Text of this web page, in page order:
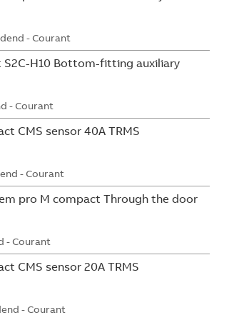
- Courant
H10 Bottom-fitting auxiliary
- Courant
CMS sensor 40A TRMS
- Courant
pro M compact Through the door
- Courant
CMS sensor 20A TRMS
- Courant